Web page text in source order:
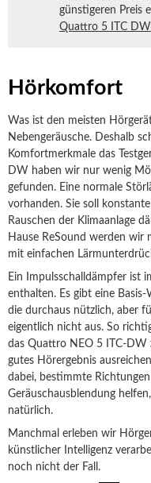
günstigeren Preis
Quattro 5 ITC DW
Hörkomfort
Was ist den meisten
Nebengeräusche. Deshalb
Komfortmerkmale das
DW haben wir nur wenig
gefunden. Eine normale
vorhanden. Sie soll
Rauschen der Klimaanlage
Hause ReSound werden wir
mit einfachen
Ein Impulsschalldämpfer ist
enthalten. Es gibt eine
die durchaus nützlich, aber
eigentlich nicht aus. So
das Quattro NEO 5 ITC-
gutes Hörergebnis
dabei, bestimmte
Geräuschausblendung
natürlich.
Manchmal erleben wir
künstlicher Intelligenz
noch nicht der Fall.